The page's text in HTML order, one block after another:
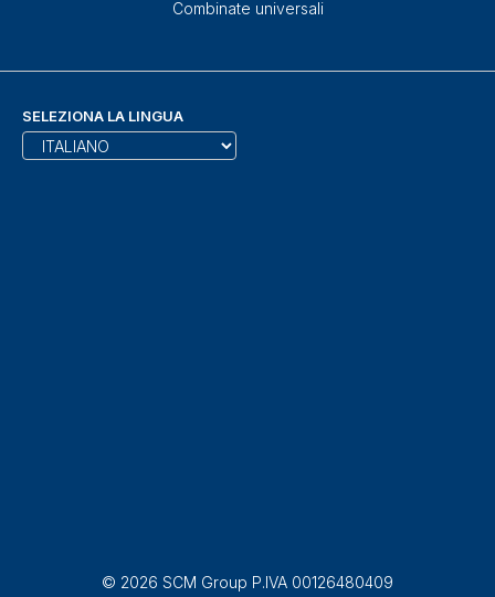
Combinate universali
SELEZIONA LA LINGUA
© 2026 SCM Group P.IVA 00126480409